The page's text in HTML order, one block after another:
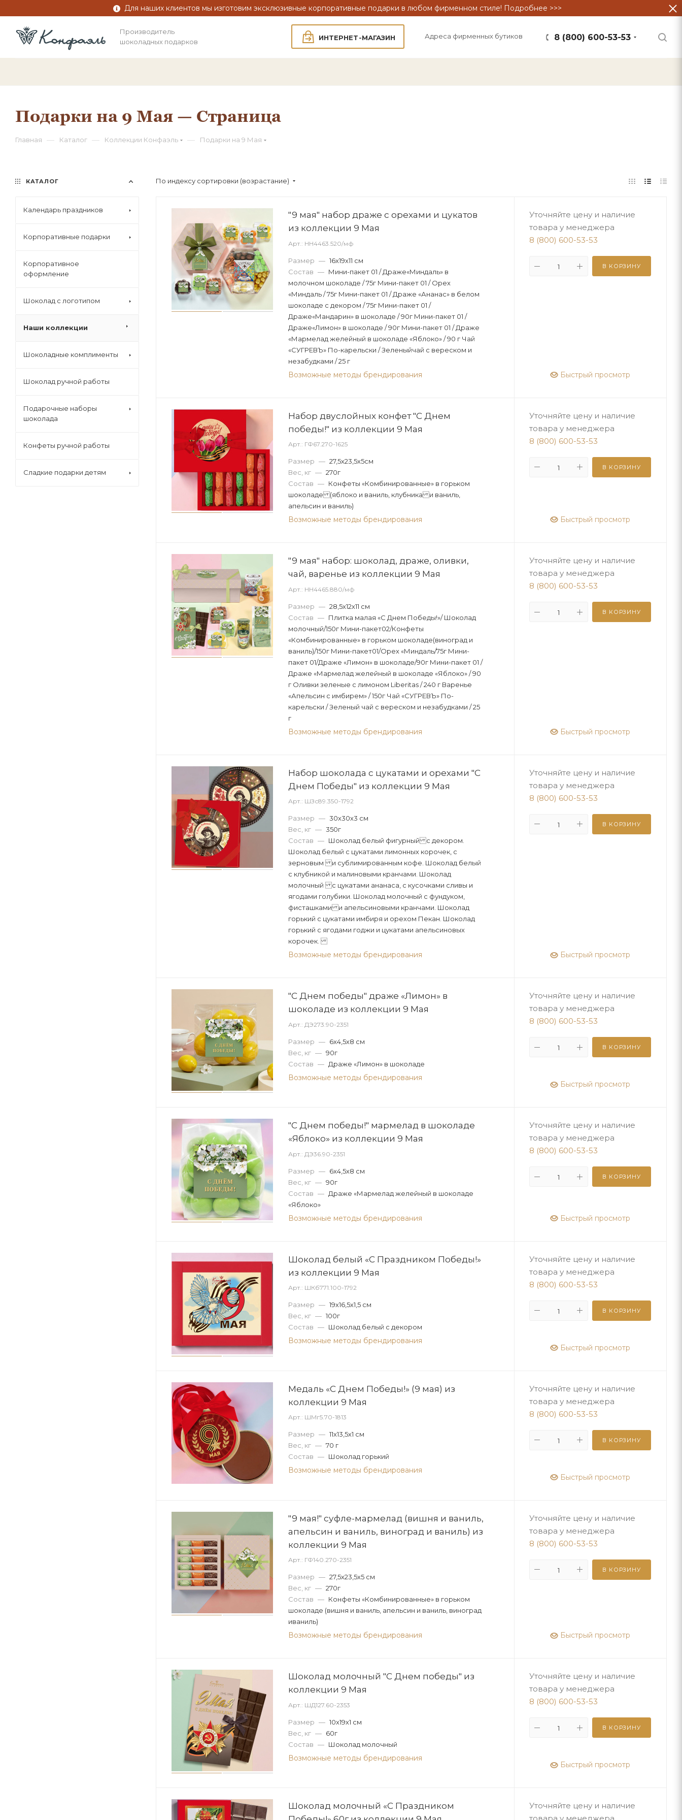
Для наших клиентов мы изготовим эксклюзивные корпоративные подарки в любом фирменном стиле! Подробнее >>>
Производитель
шоколадных подарков
8 (800) 600-53-53
ИНТЕРНЕТ-МАГАЗИН Адреса фирменных бутиков
Подарки на 9 Мая — Страница
Главная — Каталог — Коллекции Конфаэль — Подарки на 9 Мая
По индексу сортировки (возрастание)
"9 мая" набор драже с орехами и цукатов
из коллекции 9 Мая
Арт.: НН4463.520/мф
Размер — 16х19х11 см
Состав — Мини-пакет 01 / Драже«Миндаль» в
молочном шоколаде / 75г Мини-пакет 01 / Орех
«Миндаль / 75г Мини-пакет 01 / Драже «Ананас» в белом
шоколаде с декором / 75г Мини-пакет 01 /
Драже«Мандарин» в шоколаде / 90г Мини-пакет 01 /
Драже«Лимон» в шоколаде / 90г Мини-пакет 01 / Драже
«Мармелад желейный в шоколаде «Яблоко» / 90 г Чай
«СУГРЕВЪ» По-карельски / Зеленыйчай с вереском и
незабудками / 25 г
Возможные методы брендирования
Уточняйте цену и наличие
товара у менеджера
8 (800) 600-53-53
В КОРЗИНУ
Быстрый просмотр
Набор двуслойных конфет "С Днем
победы!" из коллекции 9 Мая
Арт.: ГФ67.270-1625
Размер — 27,5х23,5х5см
Вес, кг — 270г
Состав — Конфеты «Комбинированные» в горьком
шоколаде (яблоко и ваниль, клубника и ваниль,
апельсин и ваниль)
Возможные методы брендирования
Уточняйте цену и наличие
товара у менеджера
8 (800) 600-53-53
В КОРЗИНУ
Быстрый просмотр
"9 мая" набор: шоколад, драже, оливки,
чай, варенье из коллекции 9 Мая
Арт.: НН4465.880/мф
Размер — 28,5х12х11 см
Состав — Плитка малая «С Днем Победы!»/ Шоколад
молочный/150г Мини-пакет02/Конфеты
«Комбинированные» в горьком шоколаде(виноград и
ваниль)/150г Мини-пакет01/Орех «Миндаль/75г Мини-
пакет 01/Драже «Лимон» в шоколаде/90г Мини-пакет 01 /
Драже «Мармелад желейный в шоколаде «Яблоко» / 90
г Оливки зеленые с лимоном Liberitas / 240 г Варенье
«Апельсин с имбирем» / 150г Чай «СУГРЕВЪ» По-
карельски / Зеленый чай с вереском и незабудками / 25
г
Возможные методы брендирования
Уточняйте цену и наличие
товара у менеджера
8 (800) 600-53-53
В КОРЗИНУ
Быстрый просмотр
Набор шоколада с цукатами и орехами "С
Днем Победы" из коллекции 9 Мая
Арт.: ШЗс89.350-1792
Размер — 30х30х3 см
Вес, кг — 350г
Состав — Шоколад белый фигурный с декором.
Шоколад белый с цукатами лимонных корочек, с
зерновым и сублимированным кофе. Шоколад белый
с клубникой и малиновыми кранчами. Шоколад
молочный с цукатами ананаса, с кусочками сливы и
ягодами голубики. Шоколад молочный с фундуком,
фисташками и апельсиновыми кранчами. Шоколад
горький с цукатами имбиря и орехом Пекан. Шоколад
горький с ягодами годжи и цукатами апельсиновых
корочек.
Возможные методы брендирования
Уточняйте цену и наличие
товара у менеджера
8 (800) 600-53-53
В КОРЗИНУ
Быстрый просмотр
"С Днем победы" драже «Лимон» в
шоколаде из коллекции 9 Мая
Арт.: ДЭ273.90-2351
Размер — 6х4,5х8 см
Вес, кг — 90г
Состав — Драже «Лимон» в шоколаде
Возможные методы брендирования
Уточняйте цену и наличие
товара у менеджера
8 (800) 600-53-53
В КОРЗИНУ
Быстрый просмотр
"С Днем победы!" мармелад в шоколаде
«Яблоко» из коллекции 9 Мая
Арт.: ДЭ36.90-2351
Размер — 6х4,5х8 см
Вес, кг — 90г
Состав — Драже «Мармелад желейный в шоколаде
«Яблоко»
Возможные методы брендирования
Уточняйте цену и наличие
товара у менеджера
8 (800) 600-53-53
В КОРЗИНУ
Быстрый просмотр
Шоколад белый «С Праздником Победы!»
из коллекции 9 Мая
Арт.: ШКб771.100-1792
Размер — 19х16,5х1,5 см
Вес, кг — 100г
Состав — Шоколад белый с декором
Возможные методы брендирования
Уточняйте цену и наличие
товара у менеджера
8 (800) 600-53-53
В КОРЗИНУ
Быстрый просмотр
Медаль «С Днем Победы!» (9 мая) из
коллекции 9 Мая
Арт.: ШМг5.70-1813
Размер — 11х13,5х1 см
Вес, кг — 70 г
Состав — Шоколад горький
Возможные методы брендирования
Уточняйте цену и наличие
товара у менеджера
8 (800) 600-53-53
В КОРЗИНУ
Быстрый просмотр
"9 мая!" суфле-мармелад (вишня и ваниль,
апельсин и ваниль, виноград и ваниль) из
коллекции 9 Мая
Арт.: ГФ140.270-2351
Размер — 27,5х23,5х5 см
Вес, кг — 270г
Состав — Конфеты «Комбинированные» в горьком
шоколаде (вишня и ваниль, апельсин и ваниль, виноград
иваниль)
Возможные методы брендирования
Уточняйте цену и наличие
товара у менеджера
8 (800) 600-53-53
В КОРЗИНУ
Быстрый просмотр
Шоколад молочный "С Днем победы" из
коллекции 9 Мая
Арт.: ШД127.60-2353
Размер — 10х19х1 см
Вес, кг — 60г
Состав — Шоколад молочный
Возможные методы брендирования
Уточняйте цену и наличие
товара у менеджера
8 (800) 600-53-53
В КОРЗИНУ
Быстрый просмотр
Шоколад молочный «С Праздником
Уточняйте цену и наличие
КАТАЛОГ
Календарь праздников
Корпоративные подарки
Корпоративное
оформление
Шоколад с логотипом
Наши коллекции
Шоколадные комплименты
Шоколад ручной работы
Подарочные наборы
шоколада
Конфеты ручной работы
Сладкие подарки детям